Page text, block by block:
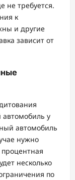
не требуется.
к
и другие
зависит от
у
автомобиль
нужно
несколько
по